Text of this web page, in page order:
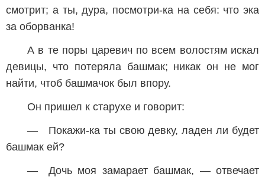
смотрит; а ты, дура, посмотри-ка на себя: что эка
за оборванка!
А в те поры царевич по всем волостям искал
девицы, что потеряла башмак; никак он не мог
найти, чтоб башмачок был впору.
Он пришел к старухе и говорит:
— Покажи-ка ты свою девку, ладен ли будет
башмак ей?
— Дочь моя замарает башмак, — отвечает